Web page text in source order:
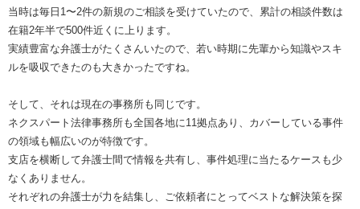
当時は毎日1〜2件の新規のご相談を受けていたので、累計の相談件数は
在籍2年半で500件近くに上ります。
実績豊富な弁護士がたくさんいたので、若い時期に先輩から知識やスキ
ルを吸収できたのも大きかったですね。
そして、それは現在の事務所も同じです。
ネクスパート法律事務所も全国各地に11拠点あり、カバーしている事件
の領域も幅広いのが特徴です。
支店を横断して弁護士間で情報を共有し、事件処理に当たるケースも少
なくありません。
それぞれの弁護士が力を結集し、ご依頼者にとってベストな解決策を探